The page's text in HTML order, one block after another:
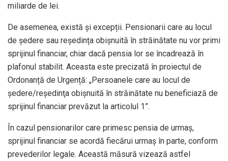
miliarde de lei.
De asemenea, există și excepții. Pensionarii care au locul
de ședere sau reședința obișnuită în străinătate nu vor primi
sprijinul financiar, chiar dacă pensia lor se încadrează în
plafonul stabilit. Aceasta este precizată în proiectul de
Ordonanță de Urgență: „Persoanele care au locul de
şedere/reşedinţa obișnuită în străinătate nu beneficiază de
sprijinul financiar prevăzut la articolul 1”.
În cazul pensionarilor care primesc pensia de urmaș,
sprijinul financiar se acordă fiecărui urmaș în parte, conform
prevederilor legale. Această măsură vizează astfel